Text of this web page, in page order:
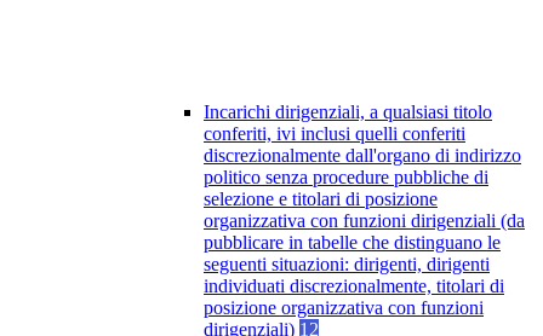
Incarichi dirigenziali, a qualsiasi titolo
conferiti, ivi inclusi quelli conferiti
discrezionalmente dall'organo di indirizzo
politico senza procedure pubbliche di
selezione e titolari di posizione
organizzativa con funzioni dirigenziali (da
pubblicare in tabelle che distinguano le
seguenti situazioni: dirigenti, dirigenti
individuati discrezionalmente, titolari di
posizione organizzativa con funzioni
dirigenziali) 12